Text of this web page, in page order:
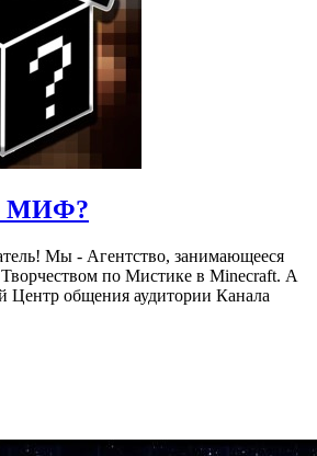
- МИФ?
Мы - Агентство, занимающееся
по Мистике в Minecraft. А
Центр общения аудитории Канала